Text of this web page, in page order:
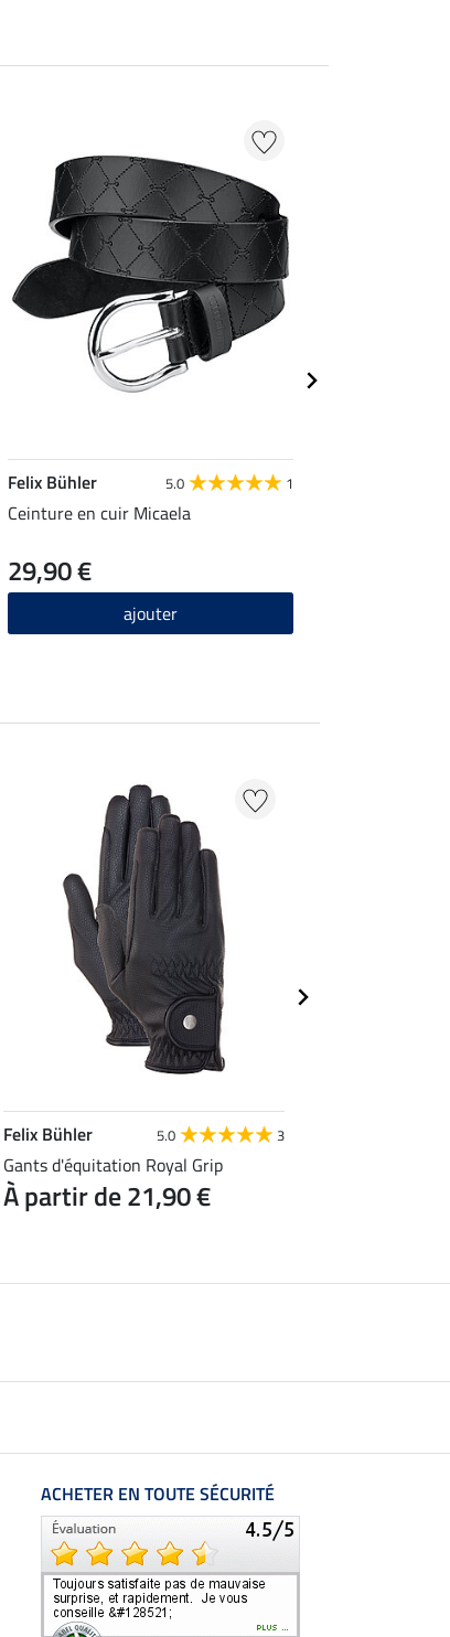
Felix Bühler 5.0 1
Ceinture en cuir Micaela
29,90 €
ajouter
Felix Bühler 5.0 3
Gants d'équitation Royal Grip
À partir de 21,90 €
ACHETER EN TOUTE SÉCURITÉ